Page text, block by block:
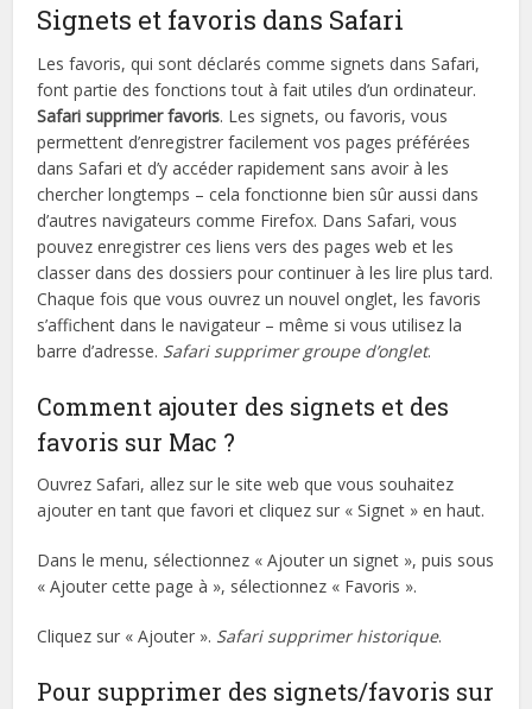
Signets et favoris dans Safari
Les favoris, qui sont déclarés comme signets dans Safari,
font partie des fonctions tout à fait utiles d’un ordinateur.
Safari supprimer favoris. Les signets, ou favoris, vous
permettent d’enregistrer facilement vos pages préférées
dans Safari et d’y accéder rapidement sans avoir à les
chercher longtemps – cela fonctionne bien sûr aussi dans
d’autres navigateurs comme Firefox. Dans Safari, vous
pouvez enregistrer ces liens vers des pages web et les
classer dans des dossiers pour continuer à les lire plus tard.
Chaque fois que vous ouvrez un nouvel onglet, les favoris
s’affichent dans le navigateur – même si vous utilisez la
barre d’adresse. Safari supprimer groupe d’onglet.
Comment ajouter des signets et des
favoris sur Mac ?
Ouvrez Safari, allez sur le site web que vous souhaitez
ajouter en tant que favori et cliquez sur « Signet » en haut.
Dans le menu, sélectionnez « Ajouter un signet », puis sous
« Ajouter cette page à », sélectionnez « Favoris ».
Cliquez sur « Ajouter ». Safari supprimer historique.
Pour supprimer des signets/favoris sur